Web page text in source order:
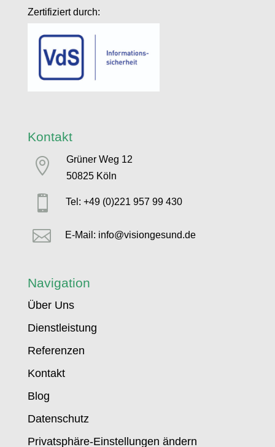
Zertifiziert durch:
Kontakt

Grüner Weg 12
50825 Köln
 Tel: +49 (0)221 957 99 430
 E-Mail: info@visiongesund.de
Navigation
Über Uns
Dienstleistung
Referenzen
Kontakt
Blog
Datenschutz
Privatsphäre-Einstellungen ändern